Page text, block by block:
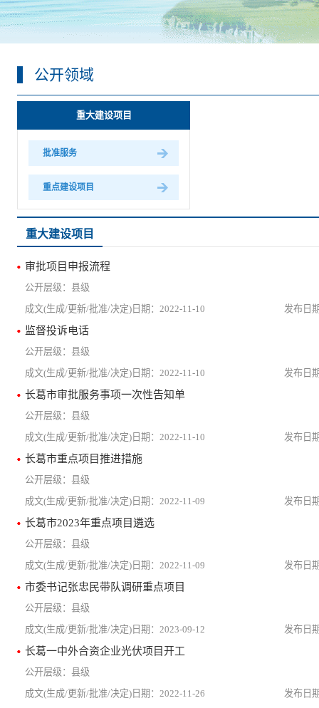
公开领域
重大建设项目
批准服务
重点建设项目
重大建设项目
审批项目申报流程
县级
2022-11-10
监督投诉电话
县级
2022-11-10
长葛市审批服务事项一次性告知单
县级
2022-11-10
长葛市重点项目推进措施
县级
2022-11-09
长葛市2023年重点项目遴选
县级
2022-11-09
市委书记张忠民带队调研重点项目
县级
2023-09-12
长葛一中外合资企业光伏项目开工
县级
2022-11-26